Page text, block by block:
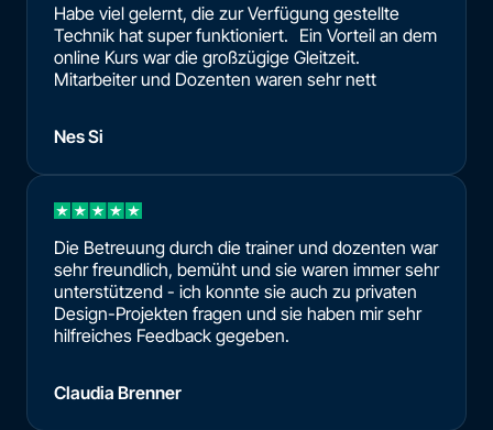
Habe viel gelernt, die zur Verfügung gestellte
Technik hat super funktioniert. Ein Vorteil an dem
online Kurs war die großzügige Gleitzeit.
Mitarbeiter und Dozenten waren sehr nett
Nes Si
Die Betreuung durch die trainer und dozenten war
sehr freundlich, bemüht und sie waren immer sehr
unterstützend - ich konnte sie auch zu privaten
Design-Projekten fragen und sie haben mir sehr
hilfreiches Feedback gegeben.
Claudia Brenner